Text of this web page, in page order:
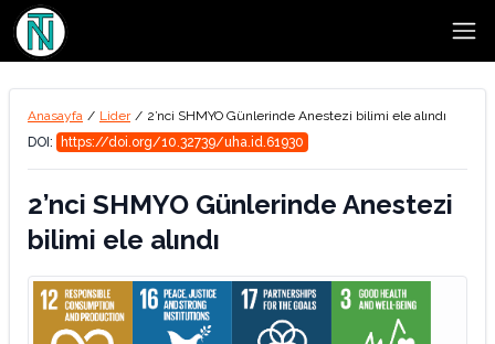
Anasayfa / Lider / 2’nci SHMYO Günlerinde Anestezi bilimi ele alındı
DOI:
https://doi.org/10.32739/uha.id.61930
2’nci SHMYO Günlerinde Anestezi
bilimi ele alındı